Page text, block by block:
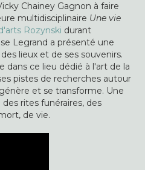
Chainey Gagnon à faire
multidisciplinaire Une vie
Rozynski durant
Legrand a présenté une
lieux et de ses souvenirs.
dans ce lieu dédié à l'art de la
pistes de recherches autour
et se transforme. Une
rites funéraires, des
de vie.